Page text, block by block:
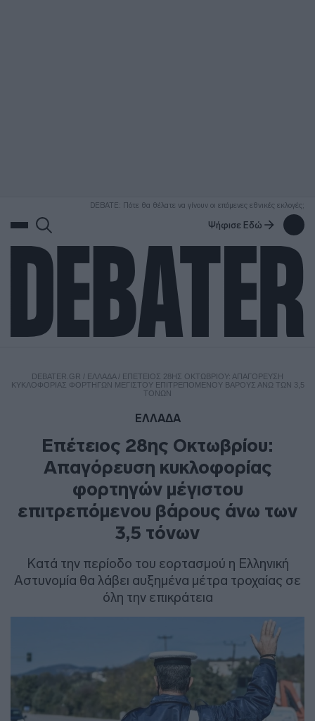
DEBATE: Πότε θα θέλατε να γίνουν οι επόμενες εθνικές εκλογές;
Ψήφισε Εδώ
DEBATER.GR / ΕΛΛΑΔΑ/ ΕΠΈΤΕΙΟΣ 28ΗΣ ΟΚΤΩΒΡΊΟΥ: ΑΠΑΓΌΡΕΥΣΗ
ΚΥΚΛΟΦΟΡΊΑΣ ΦΟΡΤΗΓΏΝ ΜΈΓΙΣΤΟΥ ΕΠΙΤΡΕΠΌΜΕΝΟΥ ΒΆΡΟΥΣ ΆΝΩ ΤΩΝ 3,5
ΤΌΝΩΝ
ΕΛΛΑΔΑ
Επέτειος 28ης Οκτωβρίου:
Απαγόρευση κυκλοφορίας
φορτηγών μέγιστου
επιτρεπόμενου βάρους άνω των
3,5 τόνων
Κατά την περίοδο του εορτασμού η Ελληνική
Αστυνομία θα λάβει αυξημένα μέτρα τροχαίας σε
όλη την επικράτεια